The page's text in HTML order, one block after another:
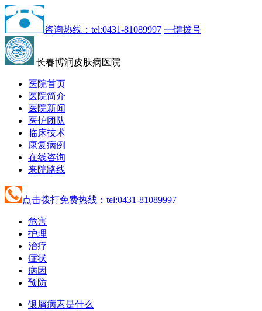
咨询热线：tel:0431-81089997 一键拨号
长春博润皮肤病医院
医院首页
医院简介
医院新闻
医护团队
临床技术
康复病例
在线咨询
来院路线
点击拨打免费热线：tel:0431-81089997
危害
护理
治疗
症状
病因
预防
银屑病素是什么